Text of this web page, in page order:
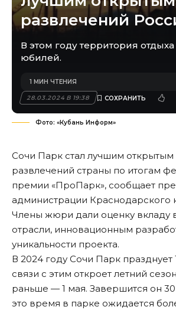
развлечений
В этом году территория
юбилей.
28.03.2024 В 19:38
1 МИН ЧТЕНИЯ
Фото: «Кубань Информ»
Сочи Парк стал лучшим
развлечений страны по итогам
премии «ПроПарк», сообщает
администрации Краснодарского
Члены жюри дали оценку вкладу
отрасли, инновационным
уникальности проекта.
В 2024 году Сочи Парк празднует
связи с этим откроет летний
раньше — 1 мая. Завершится он 30
это время в парке ожидается